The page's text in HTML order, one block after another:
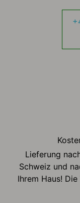
Lieferung
Schweiz und
Ihrem Haus!